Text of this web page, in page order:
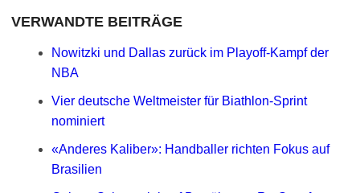
VERWANDTE BEITRÄGE
Nowitzki und Dallas zurück im Playoff-Kampf der
NBA
Vier deutsche Weltmeister für Biathlon-Sprint
nominiert
«Anderes Kaliber»: Handballer richten Fokus auf
Brasilien